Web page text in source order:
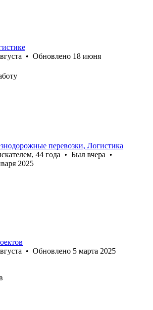
• Обновлено 18 июня
перевозки, Логистика
, 44 года • Был вчера •
2025
• Обновлено 5 марта 2025